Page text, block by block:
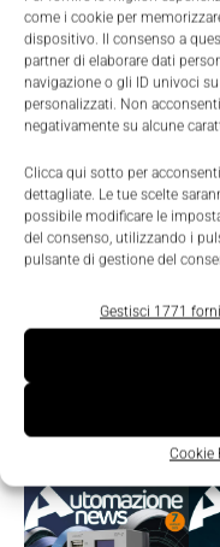
come i cookie per
dispositivo. Il consenso a
partner di elaborare dati
navigazione o gli ID univoci
personalizzati. Non
negativamente su alcune
Clicca qui sotto per
dettagliate. Le tue scelte
possibile modificare le
del consenso, utilizzando i
pulsante di gestione del
Gestisci 1771
Cookie
Edicola